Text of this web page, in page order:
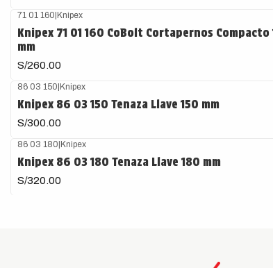
71 01 160|Knipex
Knipex 71 01 160 CoBolt Cortapernos Compacto
mm
S/260.00
86 03 150|Knipex
Knipex 86 03 150 Tenaza Llave 150 mm
S/300.00
86 03 180|Knipex
Knipex 86 03 180 Tenaza Llave 180 mm
S/320.00